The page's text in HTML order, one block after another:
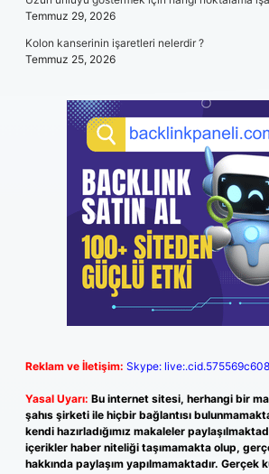
Temmuz 29, 2026
Kolon kanserinin işaretleri nelerdir ?
Temmuz 25, 2026
Reklam ve İletişim: Skype:
Yasal Uyarı: Bu internet sitesi, herhangi bir
şahıs şirketi ile hiçbir bağlantısı
kendi hazırladığımız makaleler
içerikler haber niteliği taşımamakta olup,
hakkında paylaşım yapılmamaktadır. Gerçek